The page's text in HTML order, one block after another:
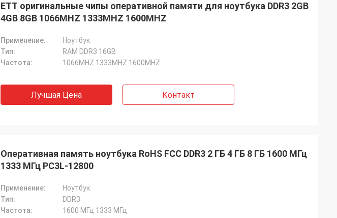
ETT оригинальные чипы оперативной памяти для ноутбука DDR3 2GB
4GB 8GB 1066MHZ 1333MHZ 1600MHZ
Применение:
Ноутбук
Тип:
RAM DDR3 16GB
Частота:
1066MHZ 1333MHZ 1600MHZ
Лучшая Цена Контакт
Оперативная память ноутбука RoHS FCC DDR3 2 ГБ 4 ГБ 8 ГБ 1600 МГц
1333 МГц PC3L-12800
Применение:
Ноутбук
Тип:
DDR3
Частота:
1600 МГц 1333 МГц